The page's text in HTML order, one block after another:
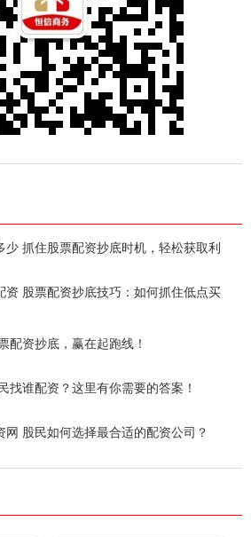
少 抓住股票配资抄底时机，轻松获取利
资 股票配资抄底技巧：如何抓住低点买
配资抄底，赢在起跑线！
找谁配资？这里有你需要的答案！
网 股民如何选择最合适的配资公司？